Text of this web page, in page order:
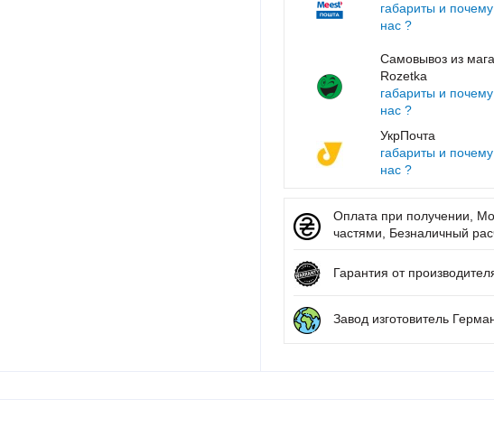
габариты и
нас ?
Самовывоз из
Rozetka
габариты и
нас ?
УкрПочта
габариты и
нас ?
Оплата при получении,
частями, Безналичный
Гарантия от
Завод изготовитель